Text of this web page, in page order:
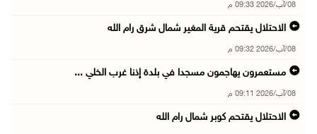
08/آب/2026 09:33 م
الاحتلال يقتحم قرية المغير شمال شرق رام الله
08/آب/2026 09:32 م
مستعمرون يهاجمون مسجدا في بلدة إذنا غرب الخلي ...
08/آب/2026 09:11 م
الاحتلال يقتحم كوبر شمال رام الله